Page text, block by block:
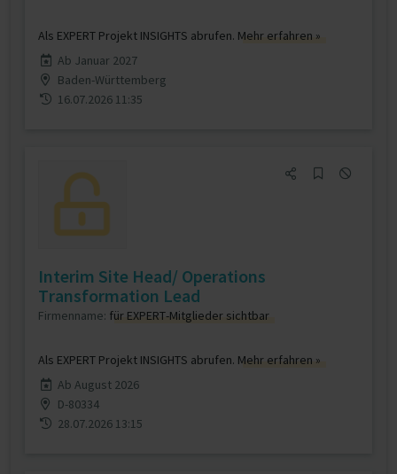
Als EXPERT Projekt INSIGHTS abrufen. Mehr erfahren »
Ab Januar 2027
Baden-Württemberg
16.07.2026 11:35
Interim Site Head/ Operations
Transformation Lead
Firmenname: für EXPERT-Mitglieder sichtbar
Als EXPERT Projekt INSIGHTS abrufen. Mehr erfahren »
Ab August 2026
D-80334
28.07.2026 13:15